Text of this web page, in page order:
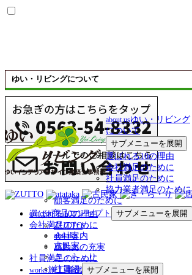
about usゆい・リビング
について
サブメニューを展開
選ばれる10の理由
会社満足のために
社員満足のために
協力業者満足のために
顧客満足のために
concept商品コンセプト
サブメニューを展開
ZUTTO
atataka
古民家
き・ら・り
works施工事例 サブメニューを展開
ゆい・リビングについて
選ばれる10の理由
会社満足のために
会社案内
感動力の充実
社員満足のために
社員紹介